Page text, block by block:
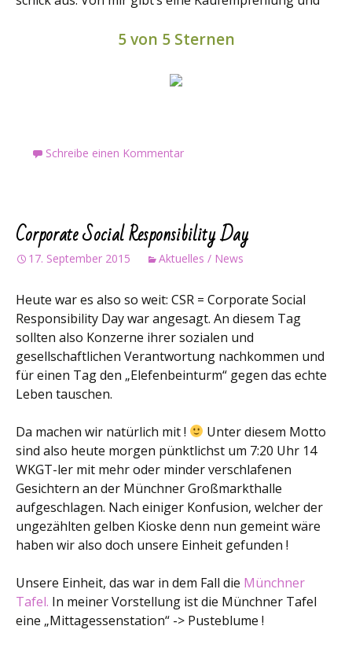
5 von 5 Sternen
Schreibe einen Kommentar
Corporate Social Responsibility Day
17. September 2015 Aktuelles / News
Heute war es also so weit: CSR = Corporate Social
Responsibility Day war angesagt. An diesem Tag
sollten also Konzerne ihrer sozialen und
gesellschaftlichen Verantwortung nachkommen und
für einen Tag den „Elefenbeinturm“ gegen das echte
Leben tauschen.
Da machen wir natürlich mit !
Unter diesem Motto
sind also heute morgen pünktlichst um 7:20 Uhr 14
WKGT-ler mit mehr oder minder verschlafenen
Gesichtern an der Münchner Großmarkthalle
aufgeschlagen. Nach einiger Konfusion, welcher der
ungezählten gelben Kioske denn nun gemeint wäre
haben wir also doch unsere Einheit gefunden !
Unsere Einheit, das war in dem Fall die Münchner
Tafel. In meiner Vorstellung ist die Münchner Tafel
eine „Mittagessenstation“ -> Pusteblume !